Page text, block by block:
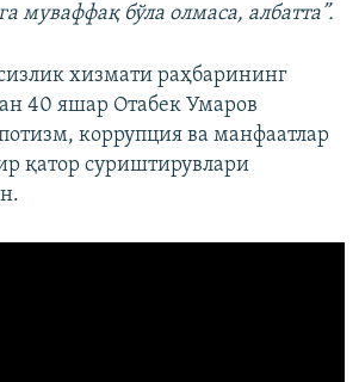
муваффақ бўла олмаса, албатта”.
хизмати раҳбарининг
40 яшар Отабек Умаров
коррупция ва манфаатлар
қатор суриштирувлари